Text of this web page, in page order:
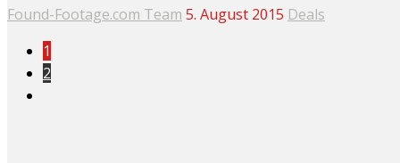
Found-Footage.com Team 5. August 2015 Deals
1
2